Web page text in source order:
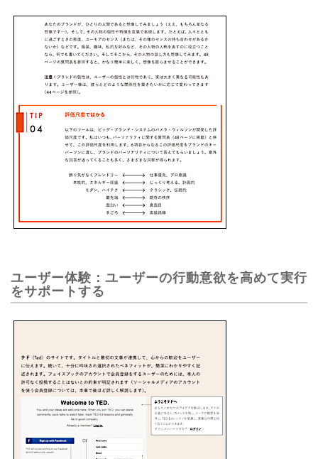
ユーザー体験：ユーザーの行動意欲を高めて実行
をサポートする